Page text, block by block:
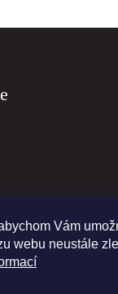
Vám
webu neustále